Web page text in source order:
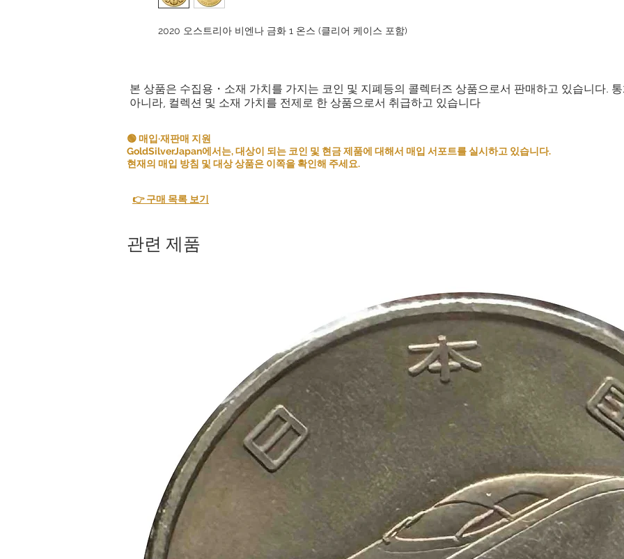
2020 오스트리아 비엔나 금화 1 온스 (클리어 케이스 포함)
발생하는 추가의 우송
정해 주시도록 부탁드리
본 상품은 수집용・소재 가치를 가지는 코인 및 지폐등의 콜렉터즈 상품으로서 판매하고 있습니다.
아니라, 컬렉션 및 소재 가치를 전제로 한 상품으로서 취급하고 있습니다
🟢 매입·재판매 지원
GoldSilverJapan에서는, 대상이 되는 코인 및 현금 제품에 대해서 매입 서포트를 실시하고 있습니다.
현재의 매입 방침 및 대상 상품은 이쪽을 확인해 주세요.
👉 구매 목록 보기
관련 제품